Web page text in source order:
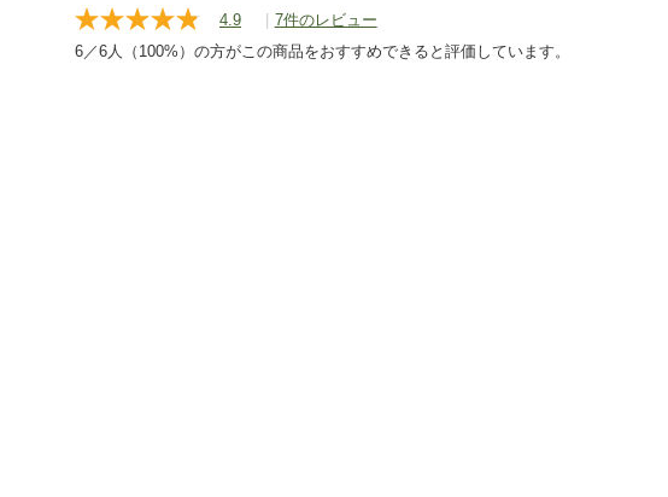
4.9
レ
ビ
| 7件のレビュー
6／6人（100%）の方がこの商品をおすすめできると評価しています。